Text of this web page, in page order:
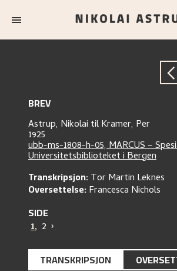
BREV
Astrup, Nikolai tilKramer, Per
1925
ubb-ms-1808-h-05, MARCUS –
Universitetsbiblioteket i Bergen
Transkripsjon:Tor Martin Leknes
Oversettelse:Francesca Nichols
SIDE
1, 2 ›
TRANSKRIPSJON